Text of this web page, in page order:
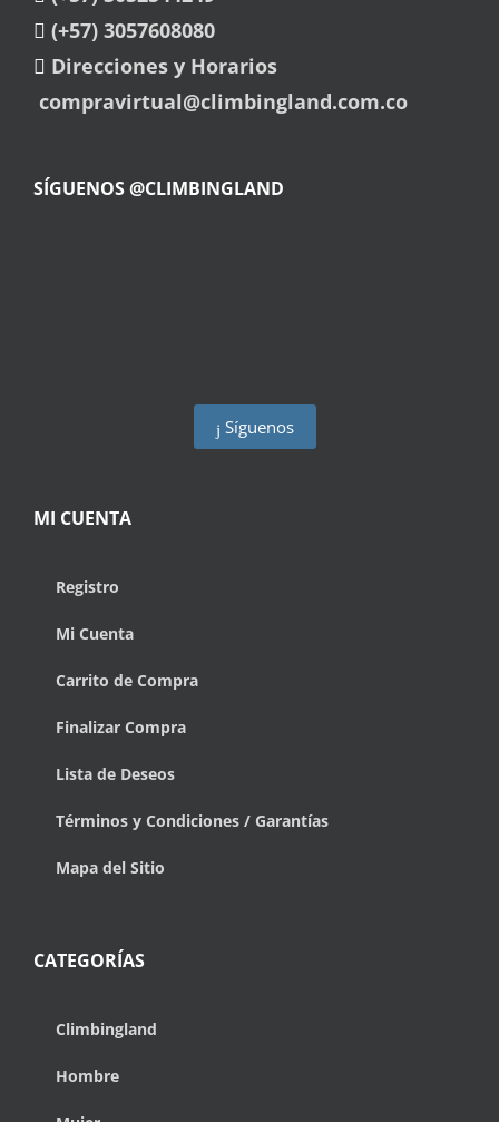
(+57) 3057608080
Direcciones y Horarios
compravirtual@climbingland.com.co
SÍGUENOS @CLIMBINGLAND
Síguenos
MI CUENTA
Registro
Mi Cuenta
Carrito de Compra
Finalizar Compra
Lista de Deseos
Términos y Condiciones / Garantías
Mapa del Sitio
CATEGORÍAS
Climbingland
Hombre